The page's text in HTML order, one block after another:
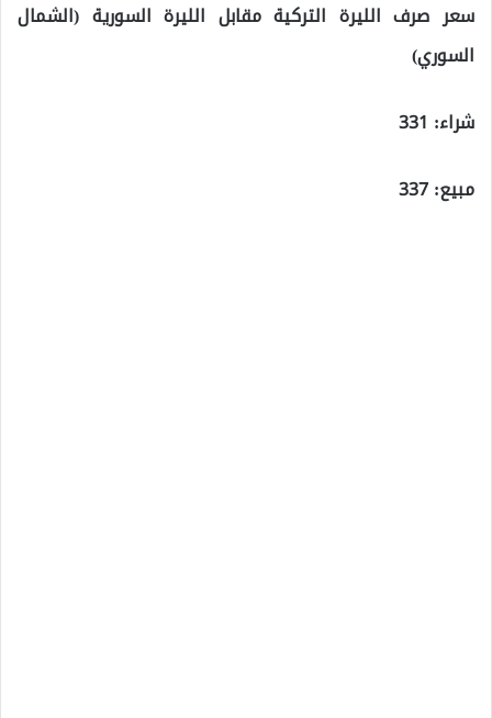
سعر صرف الليرة التركية مقابل الليرة السورية (الشمال
السوري)
شراء: 331
مبيع: 337